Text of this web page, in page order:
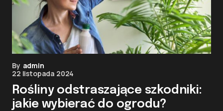
By admin
22 listopada 2024
Rośliny odstraszające szkodniki:
jakie wybierać do ogrodu?